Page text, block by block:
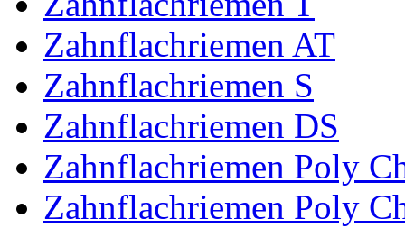
Zahnflachriemen AT
Zahnflachriemen S
Zahnflachriemen DS
Zahnflachriemen Poly
Zahnflachriemen Poly